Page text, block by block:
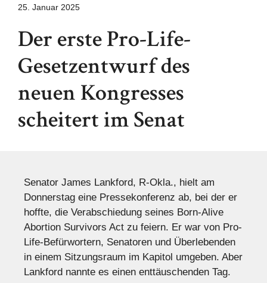
25. Januar 2025
Der erste Pro-Life-
Gesetzentwurf des
neuen Kongresses
scheitert im Senat
Senator James Lankford, R-Okla., hielt am
Donnerstag eine Pressekonferenz ab, bei der er
hoffte, die Verabschiedung seines Born-Alive
Abortion Survivors Act zu feiern. Er war von Pro-
Life-Befürwortern, Senatoren und Überlebenden
in einem Sitzungsraum im Kapitol umgeben. Aber
Lankford nannte es einen enttäuschenden Tag.